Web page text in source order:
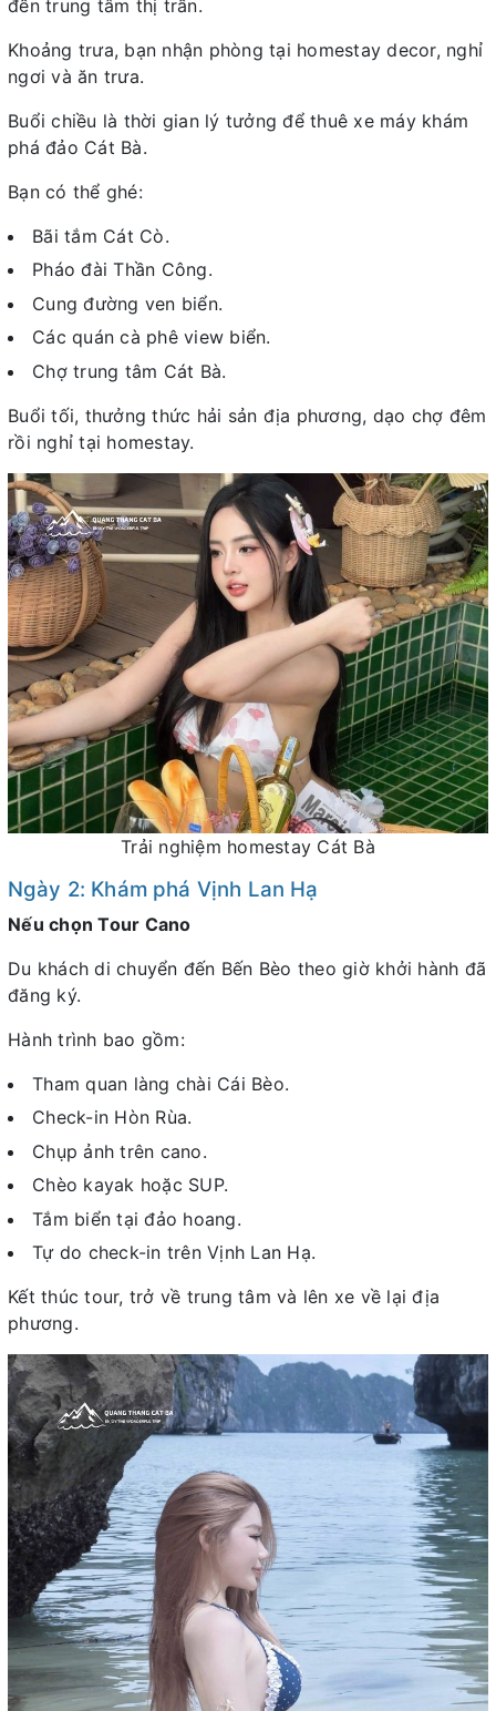
đến trung tâm thị trấn.
Khoảng trưa, bạn nhận phòng tại homestay decor, nghỉ
ngơi và ăn trưa.
Buổi chiều là thời gian lý tưởng để thuê xe máy khám
phá đảo Cát Bà.
Bạn có thể ghé:
Bãi tắm Cát Cò.
Pháo đài Thần Công.
Cung đường ven biển.
Các quán cà phê view biển.
Chợ trung tâm Cát Bà.
Buổi tối, thưởng thức hải sản địa phương, dạo chợ đêm
rồi nghỉ tại homestay.
Trải nghiệm homestay Cát Bà
Ngày 2: Khám phá Vịnh Lan Hạ
Nếu chọn Tour Cano
Du khách di chuyển đến Bến Bèo theo giờ khởi hành đã
đăng ký.
Hành trình bao gồm:
Tham quan làng chài Cái Bèo.
Check-in Hòn Rùa.
Chụp ảnh trên cano.
Chèo kayak hoặc SUP.
Tắm biển tại đảo hoang.
Tự do check-in trên Vịnh Lan Hạ.
Kết thúc tour, trở về trung tâm và lên xe về lại địa
phương.